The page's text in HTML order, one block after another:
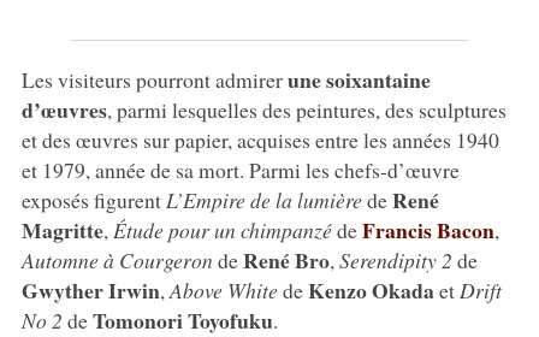
Les visiteurs pourront admirerune soixantaine
d’œuvres, parmi lesquelles des peintures, des sculptures
et des œuvres sur papier, acquises entre les années 1940
et 1979, année de sa mort. Parmi les chefs-d’œuvre
exposés figurent L’Empire de la lumièredeRené
Magritte, Étude pour un chimpanzédeFrancis Bacon,
Automne à Courgeron deRené Bro, Serendipity 2 de
Gwyther Irwin, Above WhitedeKenzo Okadaet Drift
No 2 deTomonori Toyofuku.